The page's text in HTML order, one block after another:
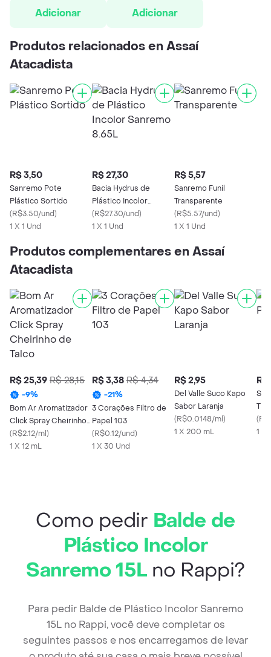
Adicionar
Adicionar
Produtos relacionados en Assaí
Atacadista
R$ 3,50
Sanremo Pote
Plástico Sortido
(R$3.50/und)
1 X 1 Und
R$ 27,30
Bacia Hydrus de
Plástico Incolor
Sanremo 8.65L
(R$27.30/und)
1 X 1 Und
R$ 5,57
Sanremo Funil
Transparente
(R$5.57/und)
1 X 1 Und
Produtos complementares en Assaí
Atacadista
R$ 25,39 R$ 28,15
-9%
Bom Ar Aromatizador
Click Spray Cheirinho
de Talco
(R$2.12/ml)
1 X 12 mL
R$ 3,38 R$ 4,34
-21%
3 Corações Filtro de
Papel 103
(R$0.12/und)
1 X 30 Und
R$ 2,95
Del Valle Suco Kapo
Sabor Laranja
(R$0.0148/ml)
1 X 200 mL
R$
(
1 Kg
Como pedir Balde de
Plástico Incolor
Sanremo 15L no Rappi?
Para pedir Balde de Plástico Incolor Sanremo
15L no Rappi, você deve completar os
seguintes passos e nos encarregamos de levar